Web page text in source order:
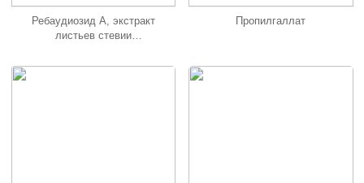
Ребаудиозид А, экстракт
листьев стевии
Пропилгаллат